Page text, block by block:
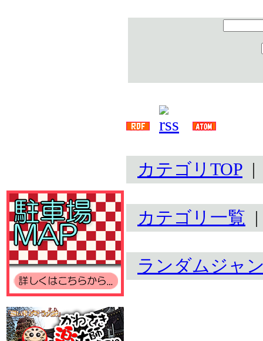
カテゴリTOP
カテゴリ一覧
ランダムジャ